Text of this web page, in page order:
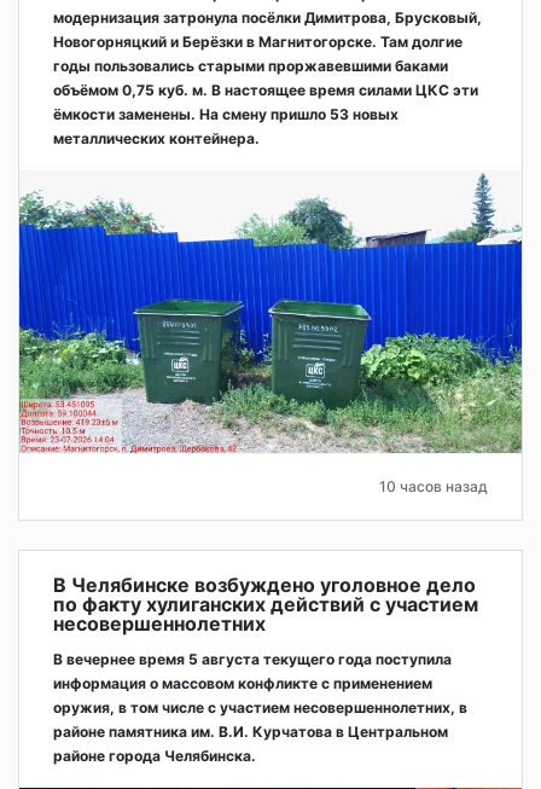
модернизация затронула посёлки Димитрова, Брусковый,
Новогорняцкий и Берёзки в Магнитогорске. Там долгие
годы пользовались старыми проржавевшими баками
объёмом 0,75 куб. м. В настоящее время силами ЦКС эти
ёмкости заменены. На смену пришло 53 новых
металлических контейнера.
10 часов назад
В Челябинске возбуждено уголовное дело
по факту хулиганских действий с участием
несовершеннолетних
В вечернее время 5 августа текущего года поступила
информация о массовом конфликте с применением
оружия, в том числе с участием несовершеннолетних, в
районе памятника им. В.И. Курчатова в Центральном
районе города Челябинска.